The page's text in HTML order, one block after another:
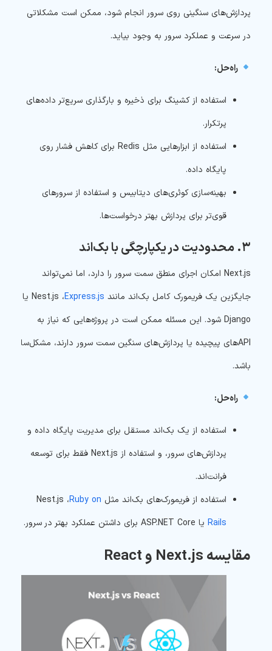
پردازش‌های سنگینی روی سرور انجام شود، ممکن است مشکلاتی
در سرعت و عملکرد سرور به وجود بیاید.
راه‌حل:
استفاده از کشینگ برای ذخیره و بارگذاری سریع‌تر داده‌های
پرتکرار.
استفاده از ابزارهایی مثل Redis برای کاهش فشار روی
پایگاه داده.
بهینه‌سازی کوئری‌های دیتابیس و استفاده از سرورهای
قوی‌تر برای پردازش بهتر درخواست‌ها.
۳. محدودیت در یکپارچگی با بک‌اند
Next.js امکان اجرای منطق سمت سرور را دارد، اما نمی‌تواند
جایگزین یک فریمورک کامل بک‌اند مانند Nest.js ، Express.js
یا
Django شود. این مسئله ممکن است در پروژه‌هایی که نیاز به
API‌های پیچیده یا پردازش‌های سنگین سمت سرور دارند، مشکل‌ساز
باشد.
راه‌حل:
استفاده از یک بک‌اند مستقل برای مدیریت پایگاه داده و
پردازش‌های سرور، و استفاده از Next.js فقط برای توسعه
فرانت‌اند.
استفاده از فریمورک‌های بک‌اند مثل Nest.js ، Ruby on
Rails یا ASP.NET Core برای داشتن عملکرد بهتر در سرور.
مقایسه Next.js و React